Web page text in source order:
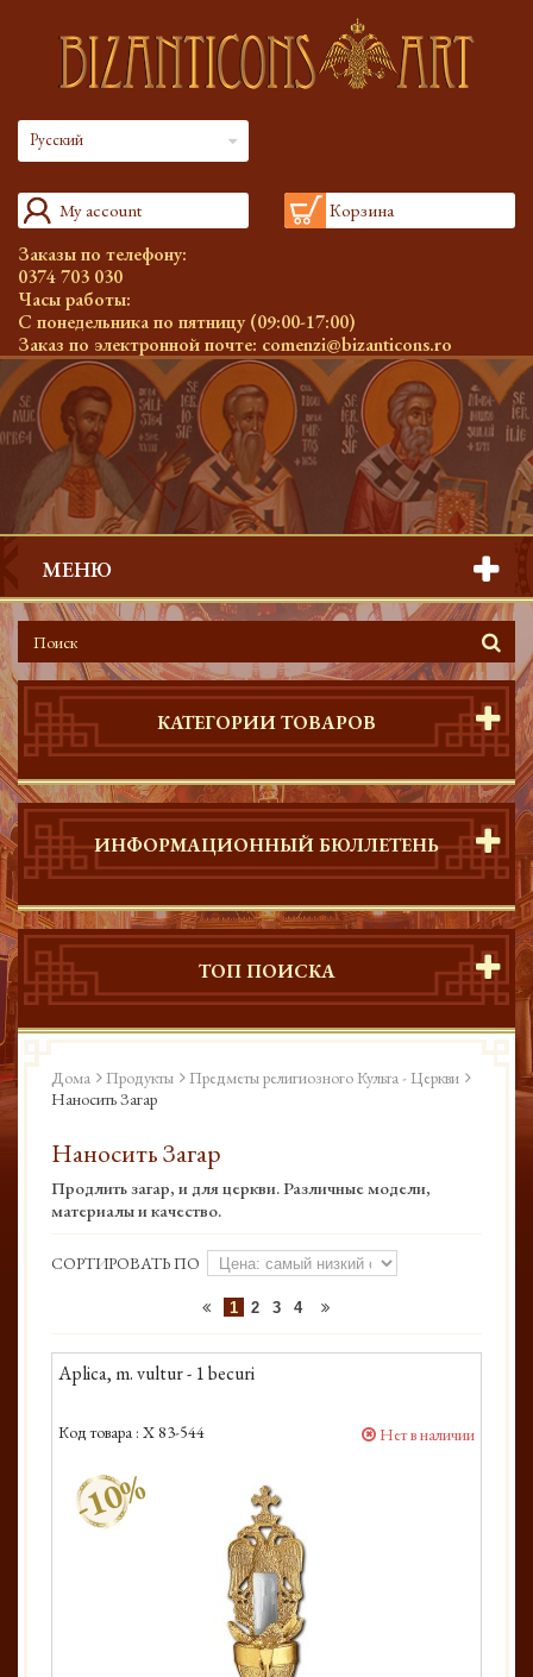
Русский
My account Корзина
Заказы по телефону:
0374 703 030
Часы работы:
С понедельника по пятницу (09:00-17:00)
Заказ по электронной почте: comenzi@bizanticons.ro
МЕНЮ
КАТЕГОРИИ ТОВАРОВ
ИНФОРМАЦИОННЫЙ БЮЛЛЕТЕНЬ
ТОП ПОИСКА
Дома Продукты
Предметы религиозного Культа - Церкви
Наносить Загар
Наносить Загар
Продлить загар, и для церкви. Различные модели,
материалы и качество.
СОРТИРОВАТЬ ПО
1 2 3 4
Aplica, m. vultur - 1 becuri
Код товара : X 83-544 Нет в наличии
-10%